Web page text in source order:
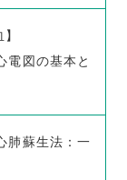
図の基本と
肺蘇生法：一